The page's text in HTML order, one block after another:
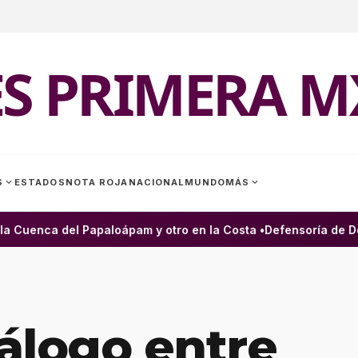
PRIMERA
expand_more ESTADOS NOTA ROJA NACIONAL MUNDOMÁS expand_more
del Papaloápam y otro en la Costa •Defensoría de